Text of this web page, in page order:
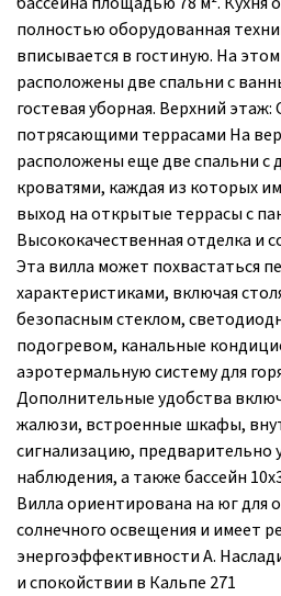
полностью оборудованная
вписывается в гостиную. На
расположены две спальни с
гостевая уборная. Верхний
потрясающими террасами На
расположены еще две спальни с
кроватями, каждая из которых
выход на открытые террасы с
Высококачественная отделка и
Эта вилла может похвастаться
характеристиками, включая
безопасным стеклом,
подогревом, канальные
аэротермальную систему для
Дополнительные удобства
жалюзи, встроенные шкафы,
сигнализацию, предварительно
наблюдения, а также бассейн
Вилла ориентирована на юг для
солнечного освещения и имеет
энергоэффективности A.
и спокойствии в Кальпе 271